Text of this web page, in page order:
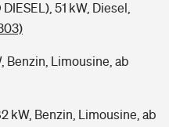
51 kW, Diesel,
Benzin, Limousine, ab
kW, Benzin, Limousine, ab